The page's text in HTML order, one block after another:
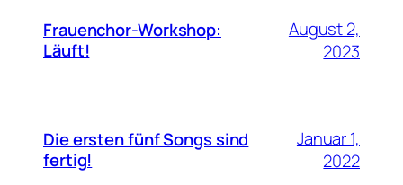
Frauenchor-Workshop:
Läuft!
August 2,
2023
Die ersten fünf Songs sind
fertig!
Januar 1,
2022